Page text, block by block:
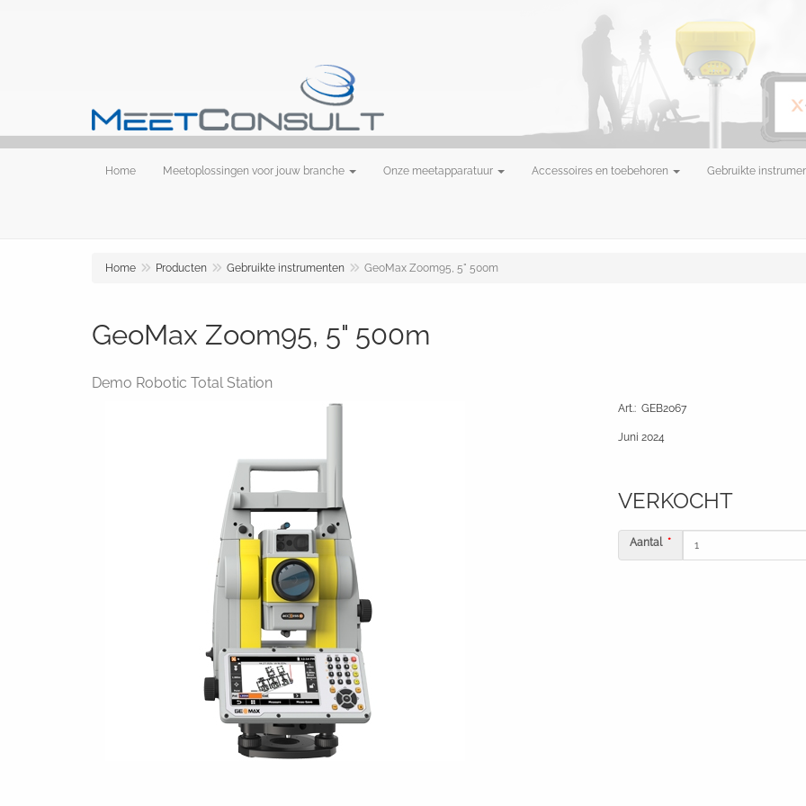
Home Meetoplossingen voor jouw branche Onze meetapparatuur Accessoires en toebehoren Gebruikte
Home Producten Gebruikte instrumenten GeoMax Zoom95, 5" 500m
GeoMax Zoom95, 5" 500m
Demo Robotic Total Station
Art.: GEB2067
Juni 2024
VERKOCHT
Aantal